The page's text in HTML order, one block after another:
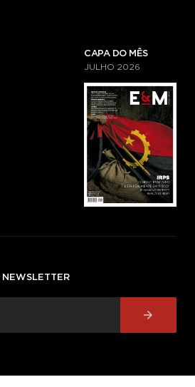
CAPA DO MÊS
JULHO 2026
NEWSLETTER